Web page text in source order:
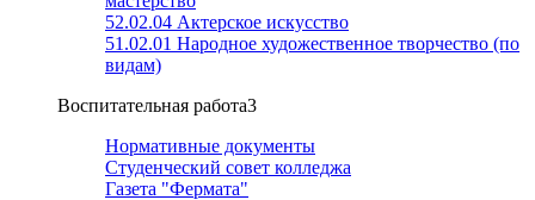
52.02.04 Актерское искусство
51.02.01 Народное художественное творчество (по
видам)
Воспитательная работа3
Нормативные документы
Студенческий совет колледжа
Газета "Фермата"